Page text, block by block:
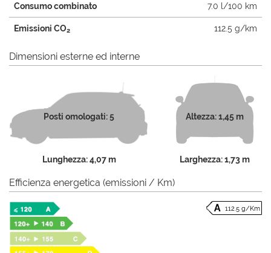
Consumo combinato 7.0 l/100 km
Emissioni CO2 112.5 g/km
Dimensioni esterne ed interne
Posti omologati: 5
Lunghezza: 4,07 m
Altezza: 1,45 m
Larghezza: 1,73 m
Efficienza energetica (emissioni / Km)
112.5 g/Km